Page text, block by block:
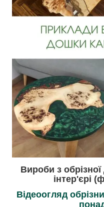
Вироби з обрізної
інтер'єрі
Відеоогляд